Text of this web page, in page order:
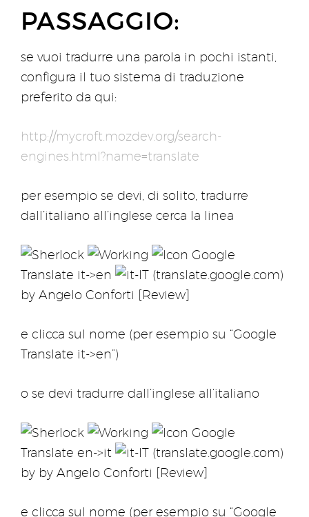
PASSAGGIO:
se vuoi tradurre una parola in pochi istanti,
configura il tuo sistema di traduzione
preferito da qui:
http://mycroft.mozdev.org/search-
engines.html?name=translate
per esempio se devi, di solito, tradurre
dall’italiano all’inglese cerca la linea
Google
Translate it->en
(translate.google.com)
by Angelo Conforti [Review]
e clicca sul nome (per esempio su “Google
Translate it->en”)
o se devi tradurre dall’inglese all’italiano
Google
Translate en->it
(translate.google.com)
by by Angelo Conforti [Review]
e clicca sul nome (per esempio su “Google